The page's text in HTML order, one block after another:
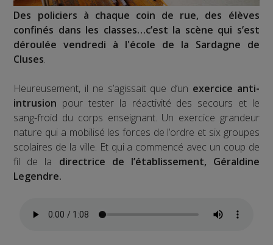
Des policiers à chaque coin de rue, des élèves
confinés dans les classes…c’est la scène qui s’est
déroulée vendredi à l'école de la Sardagne de
Cluses.
Heureusement, il ne s’agissait que d’un exercice anti-
intrusion pour tester la réactivité des secours et le
sang-froid du corps enseignant. Un exercice grandeur
nature qui a mobilisé les forces de l’ordre et six groupes
scolaires de la ville. Et qui a commencé avec un coup de
fil de la directrice de l’établissement, Géraldine
Legendre.